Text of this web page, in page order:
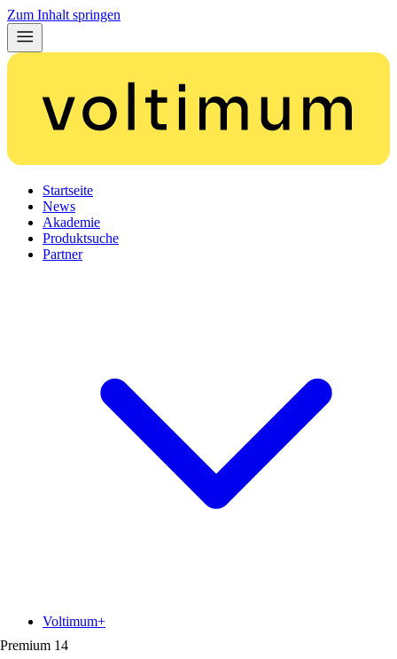
Zum Inhalt springen
Startseite
News
Akademie
Produktsuche
Partner
Premium 14
Voltimum+